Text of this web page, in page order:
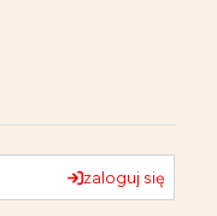
zaloguj się